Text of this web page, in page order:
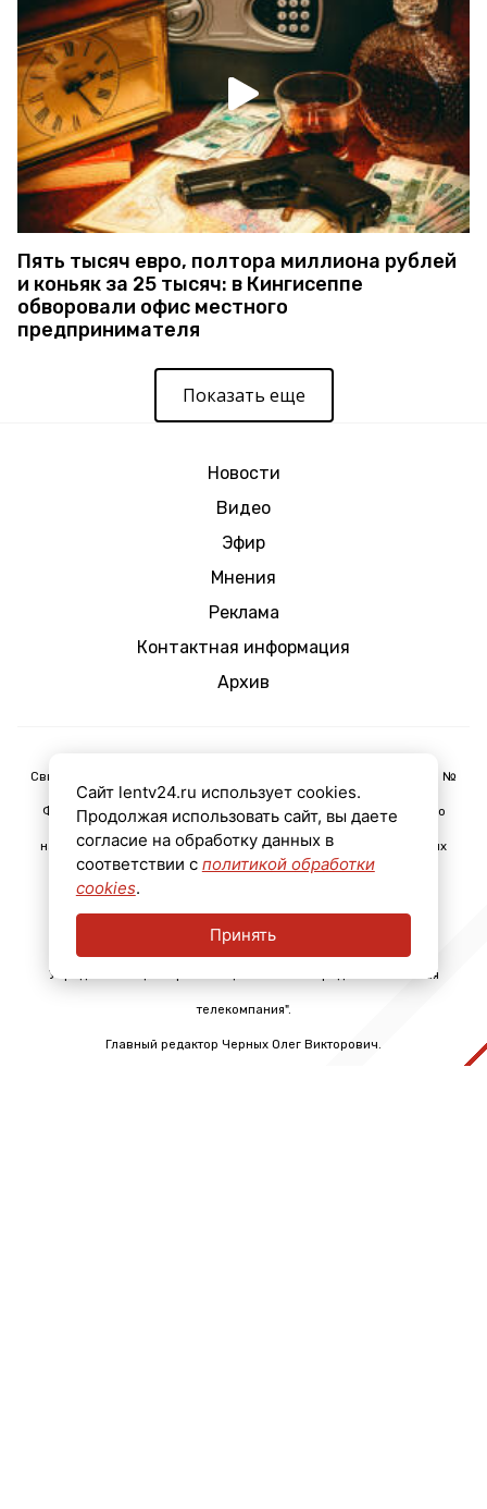
Пять тысяч евро, полтора миллиона рублей
и коньяк за 25 тысяч: в Кингисеппе
обворовали офис местного
предпринимателя
Показать еще
Новости
Видео
Эфир
Мнения
Реклама
Контактная информация
Архив
Свидетельство о регистрации средства массовой информации Эл №
ФС77-78435 от 15 июня 2020 г., выдано Федеральной службой по
надзору в сфере связи, информационных технологий и массовых
Учредитель акционерное общество "Ленинградская областная
телекомпания".
Главный редактор Черных Олег Викторович.
Сайт lentv24.ru использует cookies.
Продолжая использовать сайт, вы даете
согласие на обработку данных в
соответствии с политикой обработки
cookies.
Принять